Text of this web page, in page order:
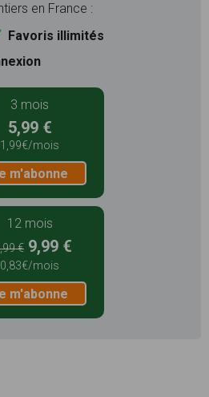
en France :
Favoris illimités
3 mois
5,99 €
1,99€/mois
m'abonne
12 mois
€ 9,99 €
0,83€/mois
m'abonne